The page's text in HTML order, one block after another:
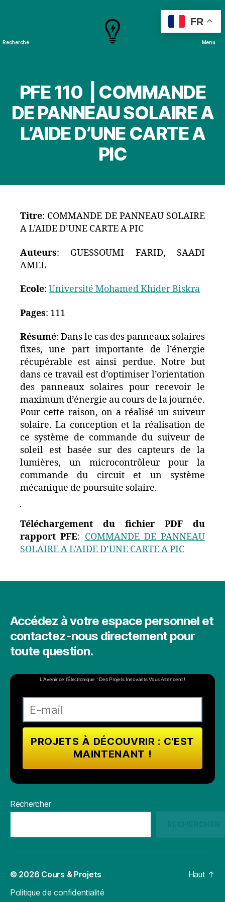
Recherche Menu
PFE 110 | COMMANDE
DE PANNEAU SOLAIRE A
L’AIDE D’UNE CARTE A
PIC
Titre: COMMANDE DE PANNEAU SOLAIRE
A L’AIDE D’UNE CARTE A PIC
Auteurs: GUESSOUMI FARID, SAADI
AMEL
Ecole: Université Mohamed Khider Biskra
Pages: 111
Résumé: Dans le cas des panneaux solaires
fixes, une part importante de l’énergie
récupérable est ainsi perdue. Notre but
dans ce travail est d’optimiser l’orientation
des panneaux solaires pour recevoir le
maximum d’énergie au cours de la journée.
Pour cette raison, on a réalisé un suiveur
solaire. La conception et la réalisation de
ce système de commande du suiveur de
soleil est basée sur des capteurs de la
lumières, un microcontrôleur pour la
commande du circuit et un système
mécanique de poursuite solaire.
Téléchargement du fichier PDF du
rapport PFE: COMMANDE DE PANNEAU
SOLAIRE A L’AIDE D’UNE CARTE A PIC
Accédez à votre espace personnel et
contactez-nous directement pour
toute question.
L'Avenir de l'Électronique : Des Projets Innovants Vous Attendent !
Rechercher
© 2026 Cours & Projets
Politique de confidentialité
Haut ↑
FR